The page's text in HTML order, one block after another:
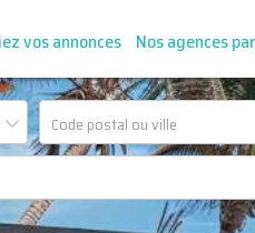
vos annonces Nos agences